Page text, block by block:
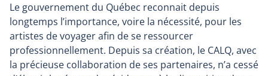
Le gouvernement du Québec reconnait depuis
longtemps l’importance, voire la nécessité, pour les
artistes de voyager afin de se ressourcer
professionnellement. Depuis sa création, le CALQ, avec
la précieuse collaboration de ses partenaires, n’a cessé